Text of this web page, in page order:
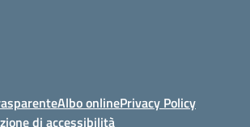
Albo onlinePrivacy Policy
di accessibilità